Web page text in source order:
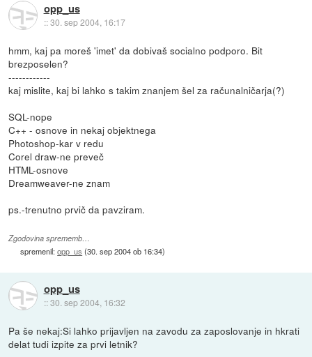
opp_us
::30. sep 2004, 16:17
hmm, kaj pa moreš 'imet' da dobivaš socialno podporo. Bit
brezposelen?
------------
kaj mislite, kaj bi lahko s takim znanjem šel za računalničarja(?)
SQL-nope
C++ - osnove in nekaj objektnega
Photoshop-kar v redu
Corel draw-ne preveč
HTML-osnove
Dreamweaver-ne znam
ps.-trenutno prvič da pavziram.
Zgodovina sprememb…
spremenil:opp_us (30. sep 2004 ob 16:34)
opp_us
::30. sep 2004, 16:32
Pa še nekaj:Si lahko prijavljen na zavodu za zaposlovanje in hkrati
delat tudi izpite za prvi letnik?